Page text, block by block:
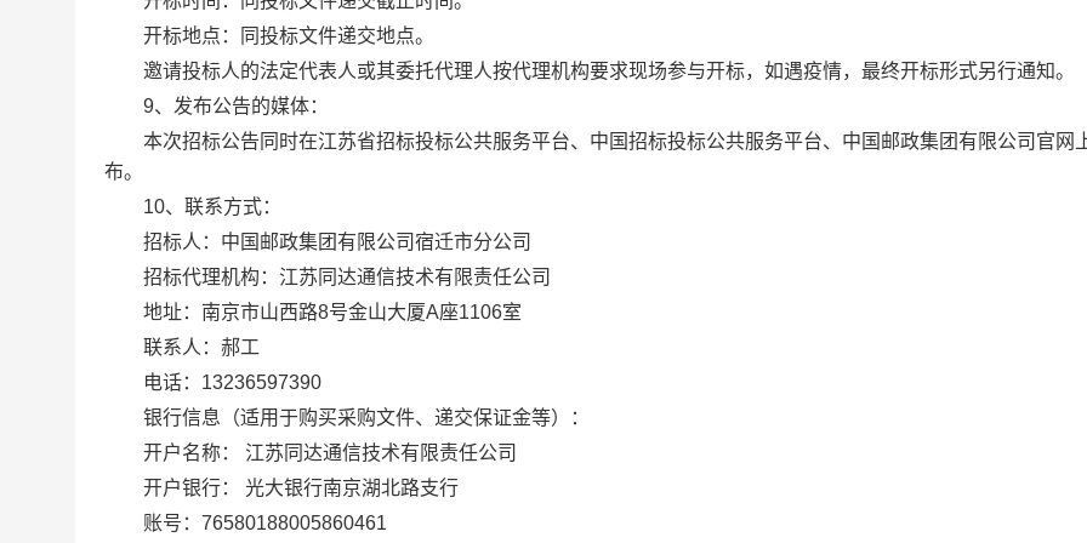
开标地点：同投标文件递交地点。
邀请投标人的法定代表人或其委托代理人按代理机构要求现场参与开标，如遇疫情，最终开标形式另行通知。
9、发布公告的媒体：
本次招标公告同时在江苏省招标投标公共服务平台、中国招标投标公共服务平台、中国邮政集团有限公司官网
布。
10、联系方式：
招标人：中国邮政集团有限公司宿迁市分公司
招标代理机构：江苏同达通信技术有限责任公司
地址：南京市山西路8号金山大厦A座1106室
联系人：郝工
电话：13236597390
银行信息（适用于购买采购文件、递交保证金等）：
开户名称： 江苏同达通信技术有限责任公司
开户银行： 光大银行南京湖北路支行
账号：76580188005860461